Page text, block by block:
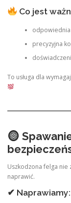
Co jest
precyzyjna
To usługa dla
Uszkodzona felga nie
naprawić.
✔ Naprawiamy: